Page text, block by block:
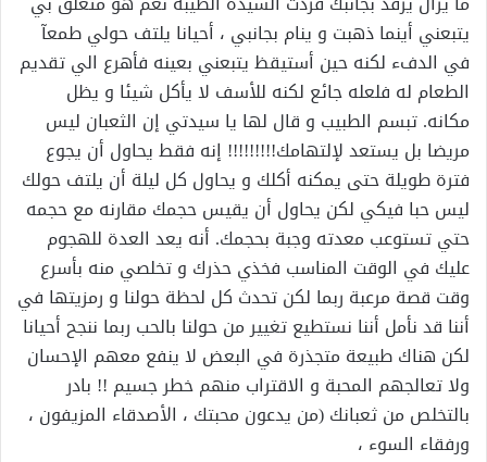
يتبعني أينما ذهبت و ينام بجانبي ، أحيانا يلتف حولي طمعآ
في الدفء لكنه حين أستيقظ يتبعني بعينه فأهرع الي تقديم
الطعام له فلعله جائع لكنه للأسف لا يأكل شيئا و يظل
مكانه. تبسم الطبيب و قال لها يا سيدتي إن الثعبان ليس
مريضا بل يستعد لإلتهامك!!!!!!!!! إنه فقط يحاول أن يجوع
فترة طويلة حتى يمكنه أكلك و يحاول كل ليلة أن يلتف حولك
ليس حبا فيكي لكن يحاول أن يقيس حجمك مقارنه مع حجمه
حتي تستوعب معدته وجبة بحجمك. أنه يعد العدة للهجوم
عليك في الوقت المناسب فخذي حذرك و تخلصي منه بأسرع
وقت قصة مرعبة ربما لكن تحدث كل لحظة حولنا و رمزيتها في
أننا قد نأمل أننا نستطيع تغيير من حولنا بالحب ربما ننجح أحيانا
لكن هناك طبيعة متجذرة في البعض لا ينفع معهم الإحسان
ولا تعالجهم المحبة و الاقتراب منهم خطر جسيم !! بادر
بالتخلص من ثعبانك (من يدعون محبتك ، الأصدقاء المزيفون ،
ورفقاء السوء ،